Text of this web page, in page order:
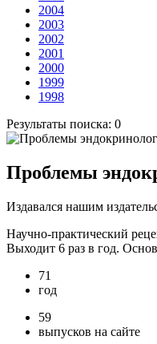
2004
2003
2002
2001
2000
1999
1998
Результаты поиска: 0
Проблемы
Издавался нашим
Научно-практический
Выходит 6 раз в год.
71
год
59
выпусков на сайте